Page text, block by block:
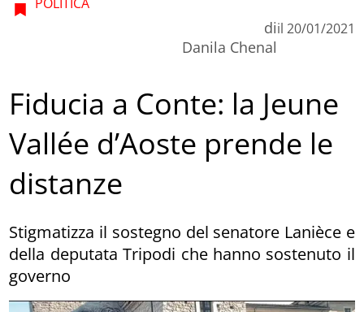
di
Danila Chenal
il 20/01/2021
Fiducia a Conte: la Jeune
Vallée d’Aoste prende le
distanze
Stigmatizza il sostegno del senatore Lanièce e
della deputata Tripodi che hanno sostenuto il
governo